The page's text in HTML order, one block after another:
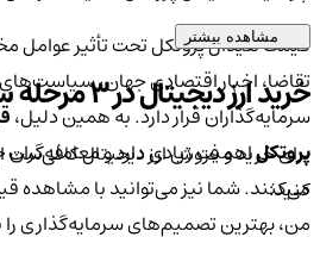
قیمت هیدال پروتکل تحت تأثیر عوامل
تقاضا، اخبار اقتصادی جهان، سیاست‌های
سرمایه‌گذاران قرار دارد. به همین دلیل،
پروتکلاهمیت زیادی دارد و معامله‌گران
می‌کنند. شما نیز می‌توانید با مشاهده
من، بهترین تصمیم‌های سرمایه‌گذاری را
مشاهده بیشتر
خرید ارز دیجیتال در 3 مرحله ساده
برای خرید و فروش ارز دیجیتال کافی‌ست
کنید: